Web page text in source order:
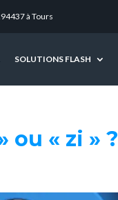
à Tours
SOLUTIONS FLASH
ou « zi » ?